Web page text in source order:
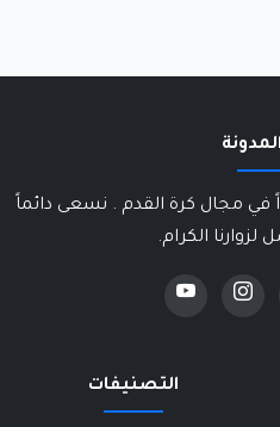
في مجال كرة القدم . نسعى دائماً
لزوارنا الكرام.
التصنيفات